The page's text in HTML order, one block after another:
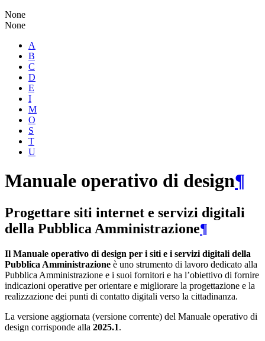
None
None
A
B
C
D
E
I
M
O
S
T
U
Manuale operativo di design¶
Progettare siti internet e servizi digitali
della Pubblica Amministrazione¶
Il Manuale operativo di design per i siti e i servizi digitali della
Pubblica Amministrazione è uno strumento di lavoro dedicato alla
Pubblica Amministrazione e i suoi fornitori e ha l’obiettivo di fornire
indicazioni operative per orientare e migliorare la progettazione e la
realizzazione dei punti di contatto digitali verso la cittadinanza.
La versione aggiornata (versione corrente) del Manuale operativo di
design corrisponde alla 2025.1.